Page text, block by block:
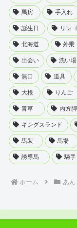
馬房 手入れ
誕生日 リンゴ
北海道 外乗
出会い 洗い場
無口 道具
大根 りんご
青草 内方脚
キングスランド
馬装 馬場
誘導馬 騎手
ホーム あん